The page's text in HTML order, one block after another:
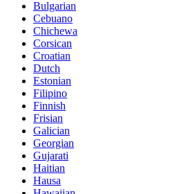
Bulgarian
Cebuano
Chichewa
Corsican
Croatian
Dutch
Estonian
Filipino
Finnish
Frisian
Galician
Georgian
Gujarati
Haitian
Hausa